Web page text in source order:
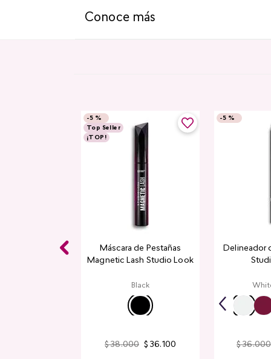
Conoce más
-5 %
Top Seller
¡TOP!
Máscara de Pestañas
Magnetic Lash Studio Look
Black
$ 38.000 $ 36.100
-5 %
Delineador
$ 36.000